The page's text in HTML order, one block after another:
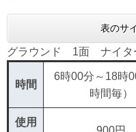
表のサ
グラウンド 1面 ナイタ
時間
6時00分～18時
時間毎）
使用